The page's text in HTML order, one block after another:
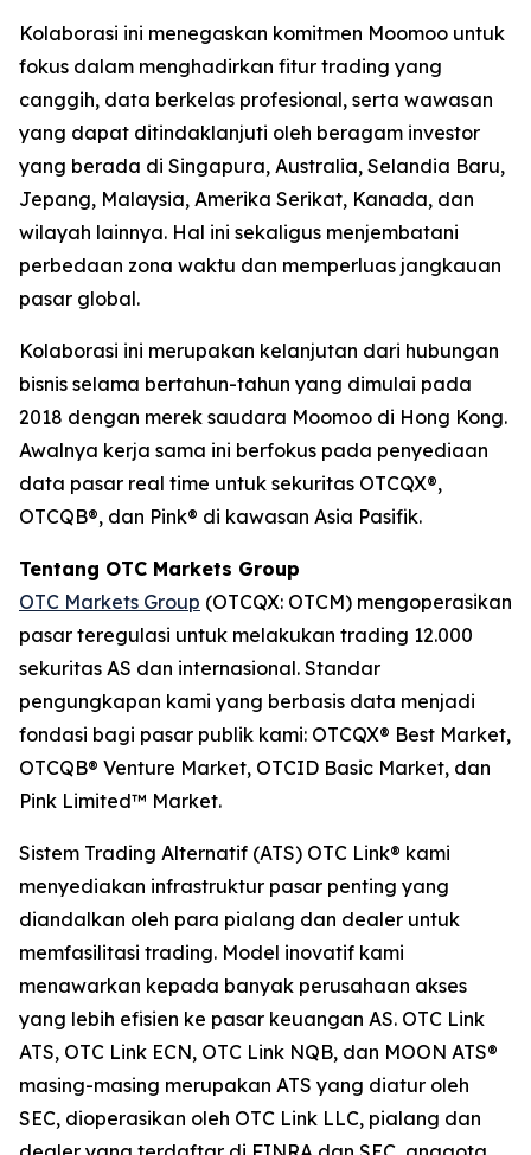
Kolaborasi ini menegaskan komitmen Moomoo untuk
fokus dalam menghadirkan fitur trading yang
canggih, data berkelas profesional, serta wawasan
yang dapat ditindaklanjuti oleh beragam investor
yang berada di Singapura, Australia, Selandia Baru,
Jepang, Malaysia, Amerika Serikat, Kanada, dan
wilayah lainnya. Hal ini sekaligus menjembatani
perbedaan zona waktu dan memperluas jangkauan
pasar global.
Kolaborasi ini merupakan kelanjutan dari hubungan
bisnis selama bertahun-tahun yang dimulai pada
2018 dengan merek saudara Moomoo di Hong Kong.
Awalnya kerja sama ini berfokus pada penyediaan
data pasar real time untuk sekuritas OTCQX®,
OTCQB®, dan Pink® di kawasan Asia Pasifik.
Tentang OTC Markets Group
OTC Markets Group (OTCQX: OTCM) mengoperasikan
pasar teregulasi untuk melakukan trading 12.000
sekuritas AS dan internasional. Standar
pengungkapan kami yang berbasis data menjadi
fondasi bagi pasar publik kami: OTCQX® Best Market,
OTCQB® Venture Market, OTCID Basic Market, dan
Pink Limited™ Market.
Sistem Trading Alternatif (ATS) OTC Link® kami
menyediakan infrastruktur pasar penting yang
diandalkan oleh para pialang dan dealer untuk
memfasilitasi trading. Model inovatif kami
menawarkan kepada banyak perusahaan akses
yang lebih efisien ke pasar keuangan AS. OTC Link
ATS, OTC Link ECN, OTC Link NQB, dan MOON ATS®
masing-masing merupakan ATS yang diatur oleh
SEC, dioperasikan oleh OTC Link LLC, pialang dan